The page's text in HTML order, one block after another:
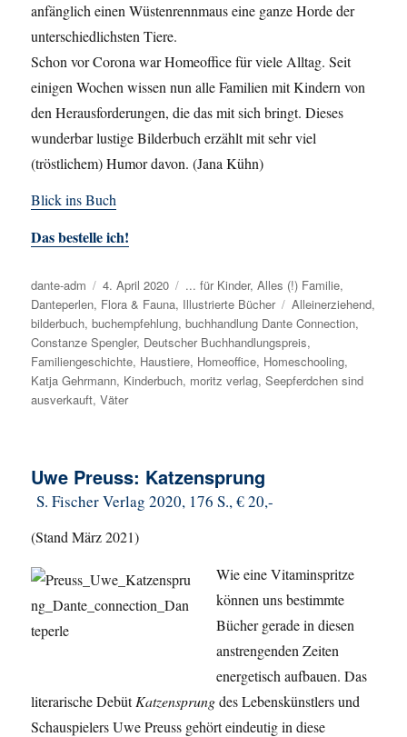
anfänglich einen Wüstenrennmaus eine ganze Horde der
unterschiedlichsten Tiere.
Schon vor Corona war Homeoffice für viele Alltag. Seit
einigen Wochen wissen nun alle Familien mit Kindern von
den Herausforderungen, die das mit sich bringt. Dieses
wunderbar lustige Bilderbuch erzählt mit sehr viel
(tröstlichem) Humor davon. (Jana Kühn)
Blick ins Buch
Das bestelle ich!
Autor
dante-adm
Veröffentlicht
am
4. April 2020 Kategorien
... für Kinder,Alles (!) Familie,
Danteperlen, Flora & Fauna, Illustrierte Bücher Schlagwörter
Alleinerziehend,
bilderbuch,buchempfehlung,buchhandlung Dante Connection,
Constanze Spengler, Deutscher Buchhandlungspreis,
Familiengeschichte, Haustiere, Homeoffice, Homeschooling,
Katja Gehrmann, Kinderbuch, moritz verlag,Seepferdchen sind
ausverkauft,Väter
Uwe Preuss: Katzensprung
S. Fischer Verlag 2020, 176 S., € 20,-
(Stand März 2021)
Wie eine Vitaminspritze
können uns bestimmte
Bücher gerade in diesen
anstrengenden Zeiten
energetisch aufbauen. Das
literarische DebütKatzensprungdes Lebenskünstlers und
Schauspielers Uwe Preuss gehört eindeutig in diese